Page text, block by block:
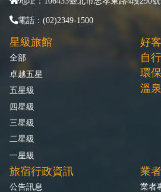
電話：(02)2349-1500
星級旅館
全部
卓越五星
五星級
四星級
三星級
二星級
一星級
好
自
環
溫
旅宿行政資訊
公告訊息
業
業者